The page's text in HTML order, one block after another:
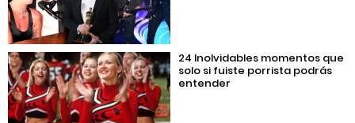
24 Inolvidables momentos que
solo si fuiste porrista podrás
entender